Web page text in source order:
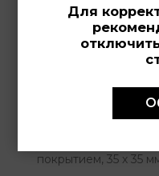
Женские часы,
покрытием, 35 х 35
Для